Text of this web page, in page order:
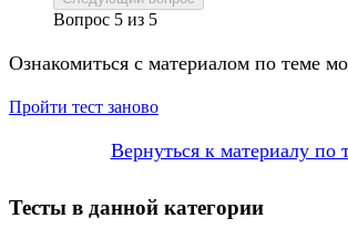
Вопрос 5 из 5
Ознакомиться с материалом по теме
Пройти тест заново
Вернуться к материалу по
Тесты в данной категории